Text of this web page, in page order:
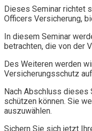
Dieses Seminar richtet
Officers Versicherung,
In diesem Seminar
betrachten, die von der
Des Weiteren werden
Versicherungsschutz
Nach Abschluss dieses
schützen können. Sie
auszuwählen.
Sichern Sie sich jetzt